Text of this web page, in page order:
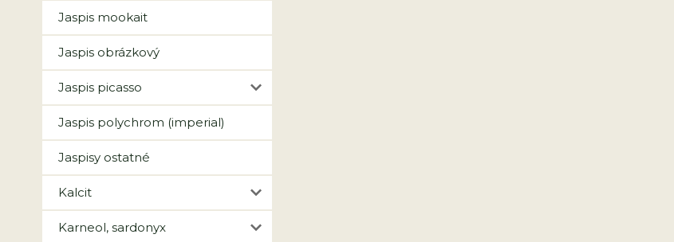
Jaspis mookait
Jaspis obrázkový
Jaspis picasso
Jaspis polychrom (imperial)
Jaspisy ostatné
Kalcit
Karneol, sardonyx